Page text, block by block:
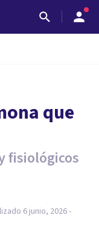
que
fisiológicos
6 junio, 2026 -